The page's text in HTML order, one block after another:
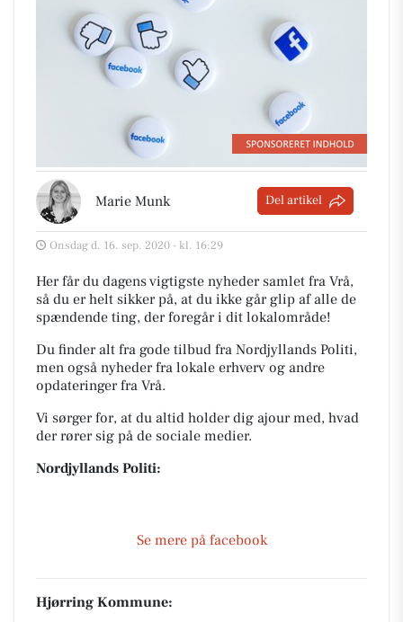
Marie Munk Del artikel
Onsdag d. 16. sep. 2020 - kl. 16:29
Her får du dagens vigtigste nyheder samlet fra Vrå,
så du er helt sikker på, at du ikke går glip af alle de
spændende ting, der foregår i dit lokalområde!
Du finder alt fra gode tilbud fra Nordjyllands Politi,
men også nyheder fra lokale erhverv og andre
opdateringer fra Vrå.
Vi sørger for, at du altid holder dig ajour med, hvad
der rører sig på de sociale medier.
Nordjyllands Politi:
Se mere på facebook
Hjørring Kommune: